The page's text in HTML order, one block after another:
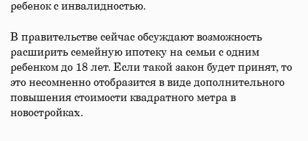
ребенок с инвалидностью.
В правительстве сейчас обсуждают возможность
расширить семейную ипотеку на семьи с одним
ребенком до 18 лет. Если такой закон будет принят, то
это несомненно отобразится в виде дополнительного
повышения стоимости квадратного метра в
новостройках.